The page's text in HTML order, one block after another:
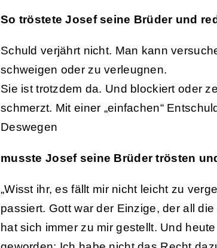
So tröstete Josef seine Brüder und
Schuld verjährt nicht. Man kann
schweigen oder zu verleugnen.
Sie ist trotzdem da. Und blockiert oder
schmerzt. Mit einer „einfachen“
Deswegen
musste Josef seine Brüder trösten
„Wisst ihr, es fällt mir nicht leicht zu
passiert. Gott war der Einzige, der all
hat sich immer zu mir gestellt. Und